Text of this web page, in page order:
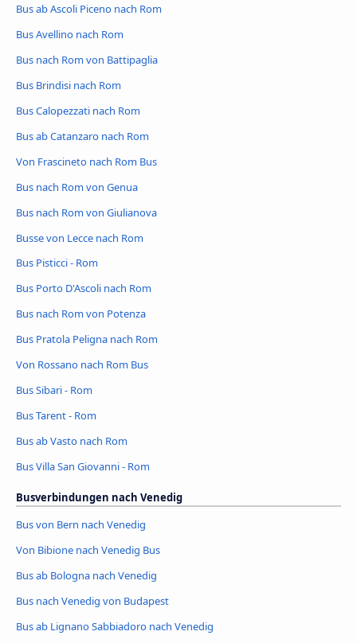
Bus ab Ascoli Piceno nach Rom
Bus Avellino nach Rom
Bus nach Rom von Battipaglia
Bus Brindisi nach Rom
Bus Calopezzati nach Rom
Bus ab Catanzaro nach Rom
Von Frascineto nach Rom Bus
Bus nach Rom von Genua
Bus nach Rom von Giulianova
Busse von Lecce nach Rom
Bus Pisticci - Rom
Bus Porto D'Ascoli nach Rom
Bus nach Rom von Potenza
Bus Pratola Peligna nach Rom
Von Rossano nach Rom Bus
Bus Sibari - Rom
Bus Tarent - Rom
Bus ab Vasto nach Rom
Bus Villa San Giovanni - Rom
Busverbindungen nach Venedig
Bus von Bern nach Venedig
Von Bibione nach Venedig Bus
Bus ab Bologna nach Venedig
Bus nach Venedig von Budapest
Bus ab Lignano Sabbiadoro nach Venedig